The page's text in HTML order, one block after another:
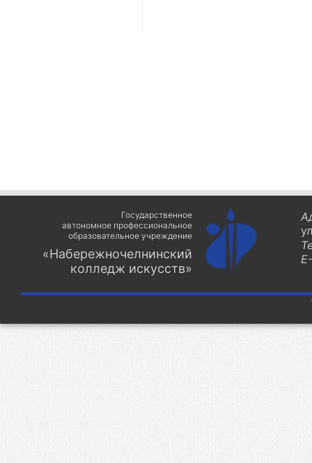
Государственное
автономное профессиональное
образовательное учреждение
«Набережночелнинский
колледж искусств»